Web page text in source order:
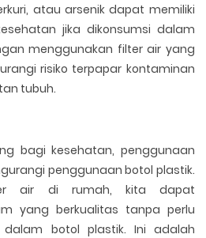
atau arsenik dapat memiliki
jika dikonsumsi dalam
menggunakan filter air yang
risiko terpapar kontaminan
tubuh.
bagi kesehatan, penggunaan
penggunaan botol plastik.
air di rumah, kita dapat
yang berkualitas tanpa perlu
botol plastik. Ini adalah